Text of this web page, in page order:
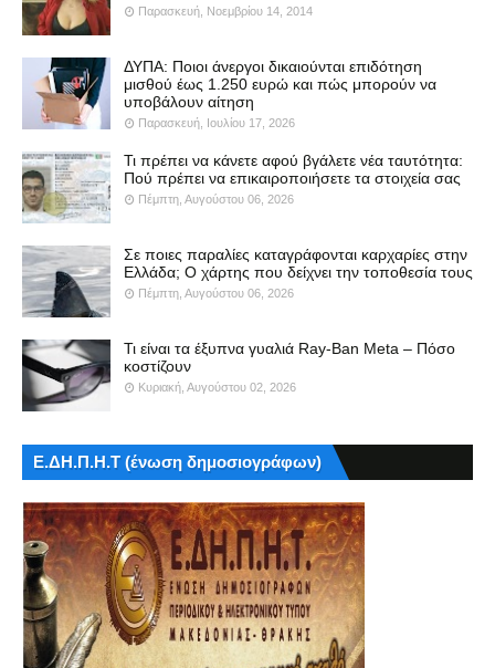
Παρασκευή, Νοεμβρίου 14, 2014
ΔΥΠΑ: Ποιοι άνεργοι δικαιούνται επιδότηση
μισθού έως 1.250 ευρώ και πώς μπορούν να
υποβάλουν αίτηση
Παρασκευή, Ιουλίου 17, 2026
Τι πρέπει να κάνετε αφού βγάλετε νέα ταυτότητα:
Πού πρέπει να επικαιροποιήσετε τα στοιχεία σας
Πέμπτη, Αυγούστου 06, 2026
Σε ποιες παραλίες καταγράφονται καρχαρίες στην
Ελλάδα; Ο χάρτης που δείχνει την τοποθεσία τους
Πέμπτη, Αυγούστου 06, 2026
Τι είναι τα έξυπνα γυαλιά Ray-Ban Meta – Πόσο
κοστίζουν
Κυριακή, Αυγούστου 02, 2026
Ε.ΔΗ.Π.Η.Τ (ένωση δημοσιογράφων)